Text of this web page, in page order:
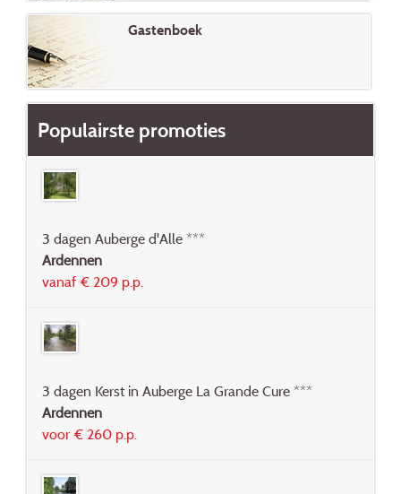
Gastenboek
Populairste promoties
3 dagen Auberge d'Alle ***
Ardennen
vanaf € 209 p.p.
3 dagen Kerst in Auberge La Grande Cure ***
Ardennen
voor € 260 p.p.